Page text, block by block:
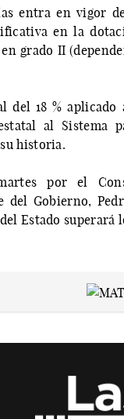
entra en vigor
en la
grado II
del 18 %
al Sistema
historia.
por el
Gobierno,
Estado superará